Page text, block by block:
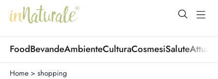
open
FoodBevandeAmbienteCulturaCosmesiSalute
Home > shopping